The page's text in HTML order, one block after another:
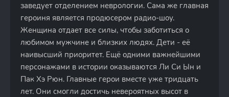
заведует отделением неврологии. Сама же главная
героиня является продюсером радио-шоу.
Женщина отдает все силы, чтобы заботиться о
любимом мужчине и близких людях. Дети - её
наивысший приоритет. Ещё одними важнейшими
персонажами в истории оказываются Ли Си Ын и
Пак Хэ Рюн. Главные герои вместе уже тридцать
лет. Они смогли достичь невероятных высот в